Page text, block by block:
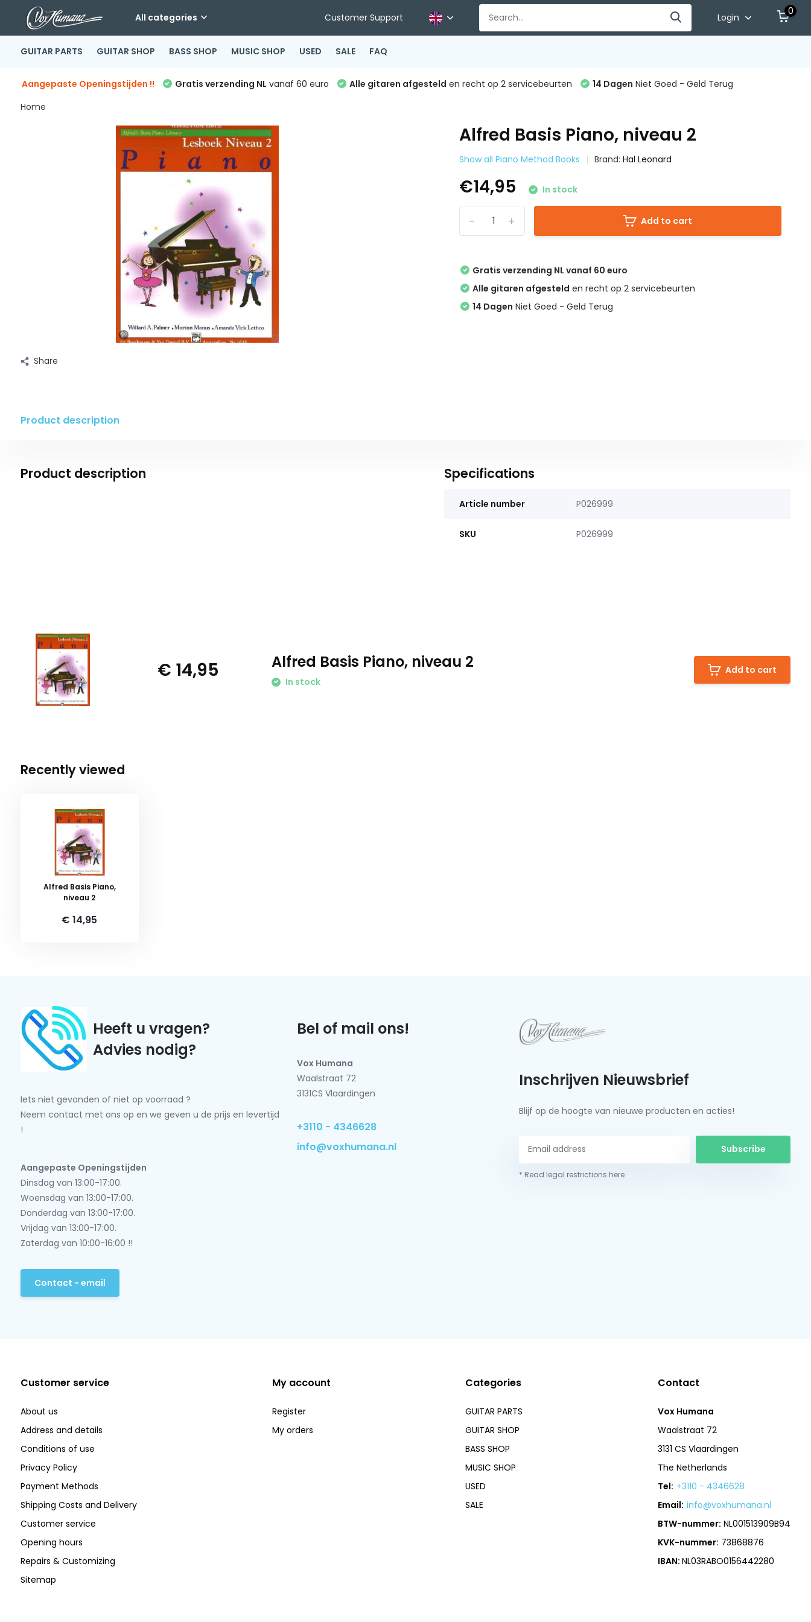
All categories Customer Support Login
0
GUITAR PARTS GUITAR SHOP BASS SHOP MUSIC SHOP USED SALE FAQ
Aangepaste Openingstijden !! Gratis verzending NL vanaf 60 euro Alle gitaren afgesteld en recht op 2 servicebeurten 14 Dagen Niet Goed - Geld Terug
Home
Share
Alfred Basis Piano, niveau 2
Show all Piano Method Books Brand:Hal Leonard
€14,95 In stock
+
- Add to cart
Gratis verzending NL vanaf 60 euro
Alle gitaren afgesteld en recht op 2 servicebeurten
14 Dagen Niet Goed - Geld Terug
Product description
Product description Specifications
Article number P026999
SKU P026999
€ 14,95 Alfred Basis Piano, niveau 2
In stock
Add to cart
Recently viewed
Alfred Basis Piano,
niveau 2
€ 14,95
Heeft u vragen?
Advies nodig?
Iets niet gevonden of niet op voorraad ?
Neem contact met ons op en we geven u de prijs en levertijd
!
Aangepaste Openingstijden
Dinsdag van 13:00-17:00.
Woensdag van 13:00-17:00.
Donderdag van 13:00-17:00.
Vrijdag van 13:00-17:00.
Zaterdag van 10:00-16:00 !!
Contact - email
Bel of mail ons!
Vox Humana
Waalstraat 72
3131CS Vlaardingen
+3110 - 4346628
info@voxhumana.nl
Inschrijven Nieuwsbrief
Blijf op de hoogte van nieuwe producten en acties!
Subscribe
* Read legal restrictions here
Customer service
About us
Address and details
Conditions of use
Privacy Policy
Payment Methods
Shipping Costs and Delivery
Customer service
Opening hours
Repairs & Customizing
Sitemap
My account
Register
My orders
Categories
GUITAR PARTS
GUITAR SHOP
BASS SHOP
MUSIC SHOP
USED
SALE
Contact
Vox Humana
Waalstraat 72
3131 CS Vlaardingen
The Netherlands
Tel: +3110 - 4346628
Email: info@voxhumana.nl
BTW-nummer: NL001513909B94
KVK-nummer: 73868876
IBAN:NL03RABO0156442280